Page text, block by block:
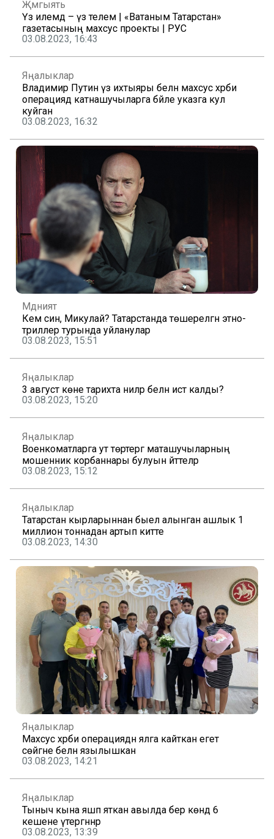
Җәмгыять
Үз илемдә – үз телем | «Ватаным Татарстан»
газетасының махсус проекты | РУС
03.08.2023, 16:43
Яңалыклар
Владимир Путин үз ихтыяры белән махсус хәрби
операциядә катнашучыларга бәйле указга кул
куйган
03.08.2023, 16:32
Мәдәният
Кем син, Микулай? Татарстанда төшерелгән этно-
триллер турында уйланулар
03.08.2023, 15:51
Яңалыклар
3 август көне тарихта ниләр белән истә калды?
03.08.2023, 15:20
Яңалыклар
Военкоматларга ут төртергә маташучыларның
мошенник корбаннары булуын әйттеләр
03.08.2023, 15:12
Яңалыклар
Татарстан кырларыннан быел алынган ашлык 1
миллион тоннадан артып китте
03.08.2023, 14:30
Яңалыклар
Махсус хәрби операциядән ялга кайткан егет
сөйгәне белән язылышкан
03.08.2023, 14:21
Яңалыклар
Тыныч кына яшәп яткан авылда бер көндә 6
кешене үтергәннәр
03.08.2023, 13:39